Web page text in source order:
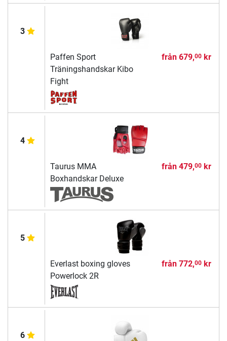
3
Paffen Sport
Träningshandskar Kibo
Fight
från 679,00kr
4
Taurus MMA
Boxhandskar Deluxe
från 479,00kr
5
Everlast boxing gloves
Powerlock 2R
från 772,00kr
6